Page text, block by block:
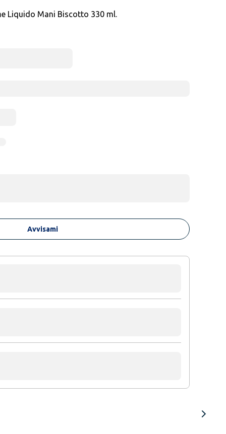
Liquido Mani Biscotto 330 ml.
Avvisami